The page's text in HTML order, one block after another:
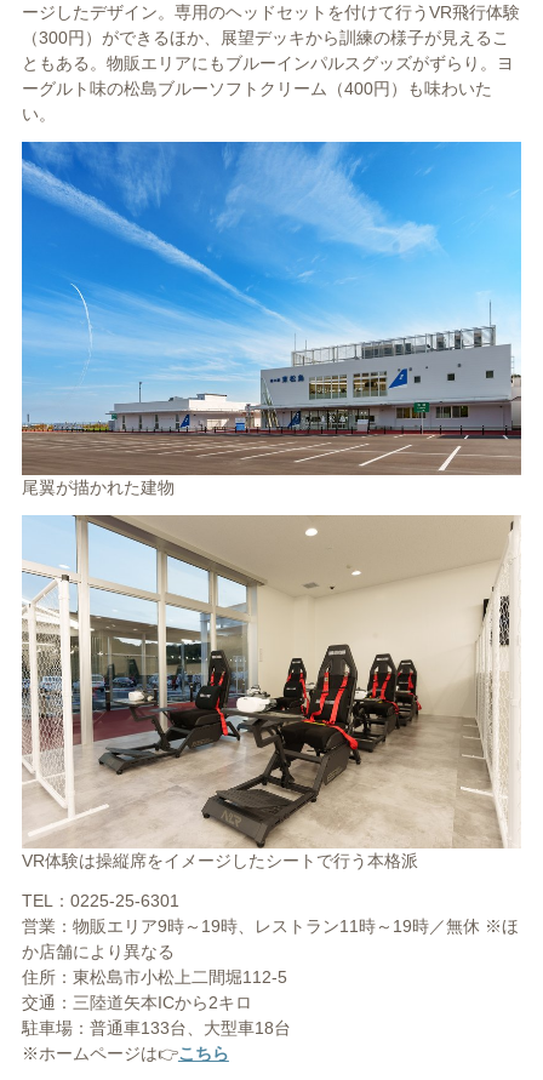
ージしたデザイン。専用のヘッドセットを付けて行うVR飛行体験
（300円）ができるほか、展望デッキから訓練の様子が見えるこ
ともある。物販エリアにもブルーインパルスグッズがずらり。ヨ
ーグルト味の松島ブルーソフトクリーム（400円）も味わいた
い。
尾翼が描かれた建物
VR体験は操縦席をイメージしたシートで行う本格派
TEL：0225-25-6301
営業：物販エリア9時～19時、レストラン11時～19時／無休 ※ほ
か店舗により異なる
住所：東松島市小松上二間堀112-5
交通：三陸道矢本ICから2キロ
駐車場：普通車133台、大型車18台
※ホームページは👉こちら